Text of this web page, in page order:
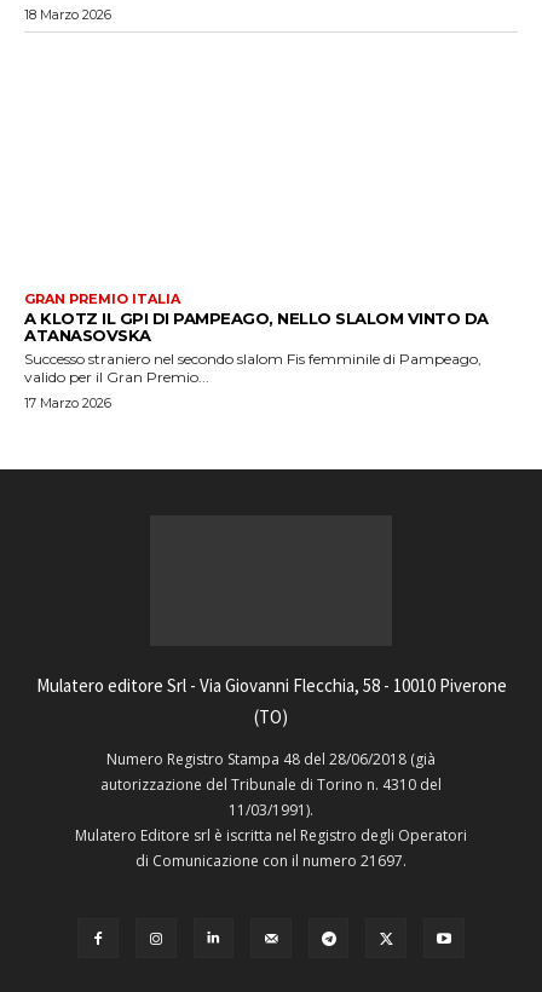
18 Marzo 2026
GRAN PREMIO ITALIA
A KLOTZ IL GPI DI PAMPEAGO, NELLO SLALOM VINTO DA
ATANASOVSKA
Successo straniero nel secondo slalom Fis femminile di Pampeago,
valido per il Gran Premio...
17 Marzo 2026
Mulatero editore Srl - Via Giovanni Flecchia, 58 - 10010 Piverone
(TO)
Numero Registro Stampa 48 del 28/06/2018 (già
autorizzazione del Tribunale di Torino n. 4310 del
11/03/1991).
Mulatero Editore srl è iscritta nel Registro degli Operatori
di Comunicazione con il numero 21697.